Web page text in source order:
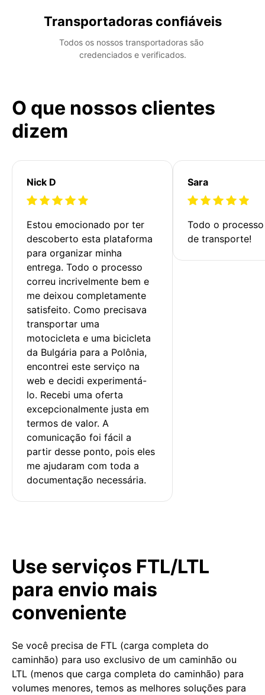
Transportadoras confiáveis
Todos os nossos transportadoras são
credenciados e verificados.
O que nossos clientes
dizem
Nick D
Estou emocionado por ter
descoberto esta plataforma
para organizar minha
entrega. Todo o processo
correu incrivelmente bem e
me deixou completamente
satisfeito. Como precisava
transportar uma
motocicleta e uma bicicleta
da Bulgária para a Polônia,
encontrei este serviço na
web e decidi experimentá-
lo. Recebi uma oferta
excepcionalmente justa em
termos de valor. A
comunicação foi fácil a
partir desse ponto, pois eles
me ajudaram com toda a
documentação necessária.
Sara
Todo o
de transporte!
Use serviços FTL/LTL
para envio mais
conveniente
Se você precisa de FTL (carga completa do
caminhão) para uso exclusivo de um caminhão ou
LTL (menos que carga completa do caminhão) para
volumes menores, temos as melhores soluções para